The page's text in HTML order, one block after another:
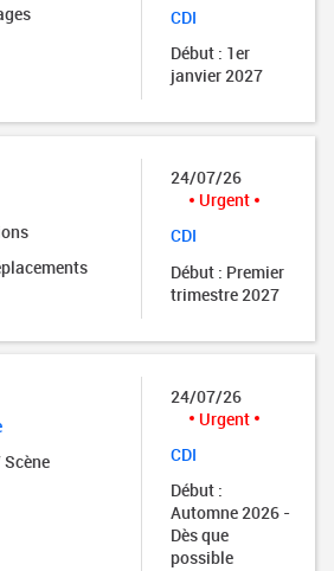
CDI
Début : 1er
janvier 2027
24/07/26
Urgent
CDI
Début : Premier
trimestre 2027
Scène
24/07/26
Urgent
CDI
Début :
Automne 2026 -
Dès que
possible